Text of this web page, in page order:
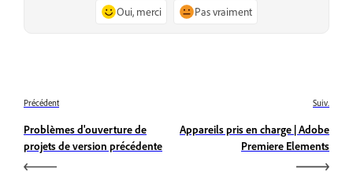
Oui, merci Pas vraiment
Précédent
Problèmes d'ouverture de
projets de version précédente
Suiv.
Appareils pris en charge | Adobe
Premiere Elements